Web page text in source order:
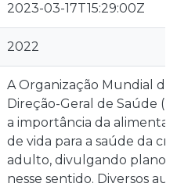
2023-03-17T15:29:00Z
2022
A Organização Mundial de
Direção-Geral de Saúde
a importância da
de vida para a saúde da
adulto, divulgando planos
nesse sentido. Diversos